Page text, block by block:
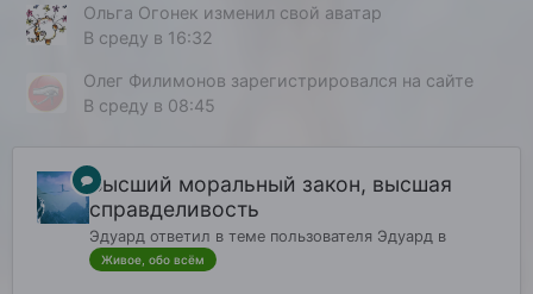
Ольга Огонек изменил свой аватар
В среду в 16:32
Олег Филимонов зарегистрировался на сайте
В среду в 08:45
Высший моральный закон, высшая
справделивость
Эдуард ответил в теме пользователя Эдуард в
Живое, обо всём